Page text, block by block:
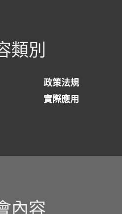
類別
政策法規
實際應用
內容